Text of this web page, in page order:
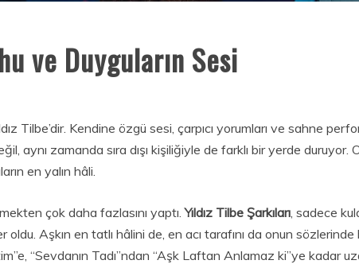
ve Duyguların Sesi
Tilbe’dir. Kendine özgü sesi, çarpıcı yorumları ve sahne
aynı zamanda sıra dışı kişiliğiyle de farklı bir yerde duruyor.
en yalın hâli.
çok daha fazlasını yaptı.Yıldız Tilbe Şarkıları, sadece
Aşkın en tatlı hâlini de, en acı tarafını da onun sözlerinde
“Sevdanın Tadı”ndan “Aşk Laftan Anlamaz ki”ye kadar